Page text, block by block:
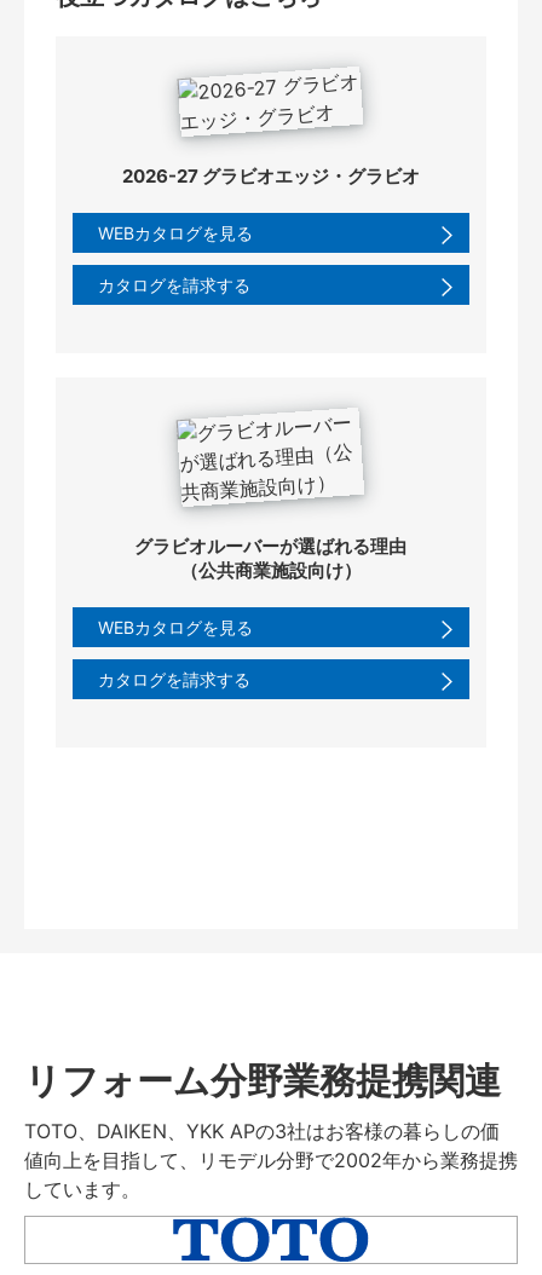
2026-27 グラビオエッジ・グラビオ
WEBカタログを見る
カタログを請求する
グラビオルーバーが選ばれる理由
（公共商業施設向け）
WEBカタログを見る
カタログを請求する
リフォーム分野業務提携関連
TOTO、DAIKEN、YKK APの3社はお客様の暮らしの価
値向上を目指して、リモデル分野で2002年から業務提携
しています。